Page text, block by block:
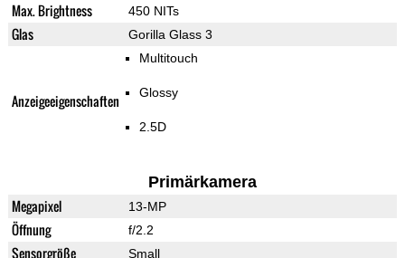
Max. Brightness 450 NITs
Glas Gorilla Glass 3
Anzeigeeigenschaften
Multitouch
Glossy
2.5D
Primärkamera
Megapixel 13-MP
Öffnung f/2.2
Sensorgröße Small